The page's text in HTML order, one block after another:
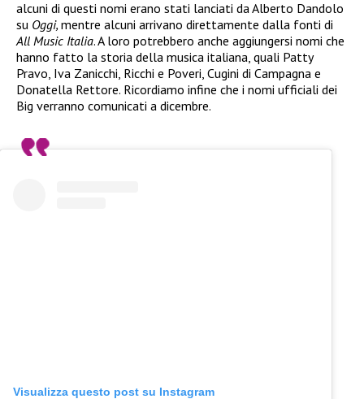
alcuni di questi nomi erano stati lanciati da Alberto Dandolo
su Oggi, mentre alcuni arrivano direttamente dalla fonti di
All Music Italia. A loro potrebbero anche aggiungersi nomi che
hanno fatto la storia della musica italiana, quali Patty
Pravo, Iva Zanicchi, Ricchi e Poveri, Cugini di Campagna e
Donatella Rettore. Ricordiamo infine che i nomi ufficiali dei
Big verranno comunicati a dicembre.
Visualizza questo post su Instagram